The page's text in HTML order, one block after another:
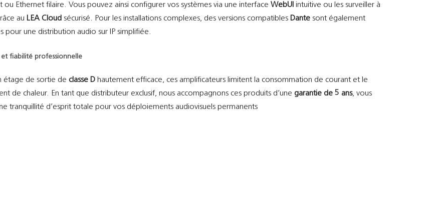
ou Ethernet filaire. Vous pouvez ainsi configurer vos systèmes via une interfaceWebUI intuitive ou les surveiller à
au LEA Cloud sécurisé. Pour les installations complexes, des versions compatibles Dante sont également
pour une distribution audio sur IP simplifiée.
et fiabilité professionnelle
étage de sortie declasse D hautement efficace, ces amplificateurs limitent la consommation de courant et le
de chaleur. En tant que distributeur exclusif, nous accompagnons ces produits d’une garantie de 5 ans, vous
tranquillité d’esprit totale pour vos déploiements audiovisuels permanents